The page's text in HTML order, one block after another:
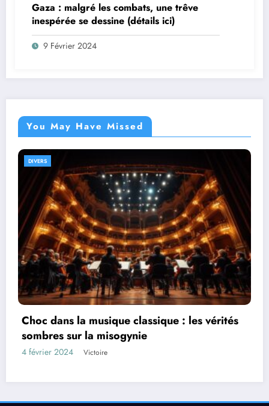
Gaza : malgré les combats, une trêve
inespérée se dessine (détails ici)
9 Février 2024
You May Have Missed
vérités
Piégé par une question bizarre en
voici la riposte parfaite !
3 février 2024